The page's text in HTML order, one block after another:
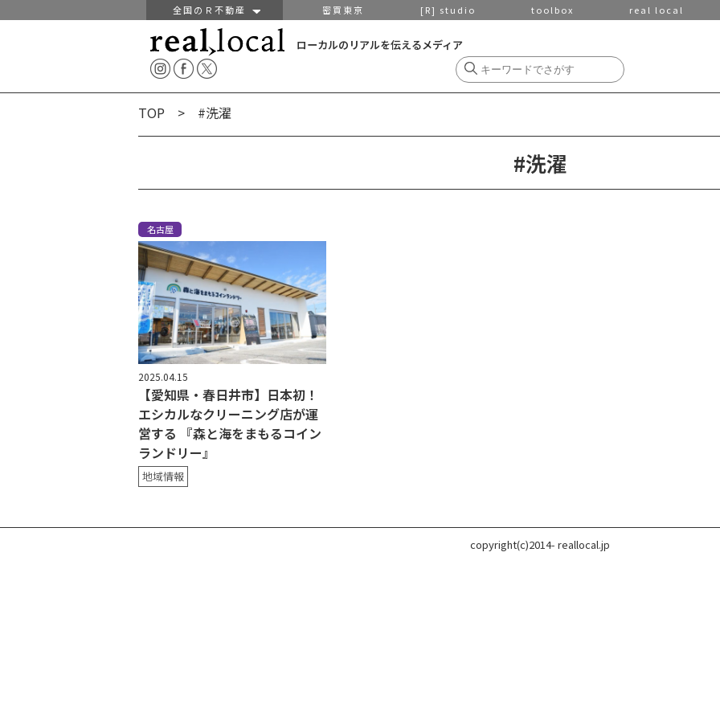
全国のＲ不動産 密買東京 [R] studio toolbox real local
ローカルのリアルを伝えるメディア
TOP > #洗濯
#洗濯
名古屋
2025.04.15
【愛知県・春日井市】日本初！
エシカルなクリーニング店が運
営する 『森と海をまもるコイン
ランドリー』
地域情報
copyright(c)2014- reallocal.jp